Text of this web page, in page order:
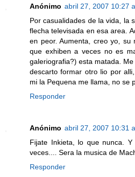
Anónimo abril 27, 2007 10:27
Por casualidades de la vida, la
flecha televisada en esa area.
en peor. Aumenta, creo yo,
que exhiben a veces no es
galeriografia?) esta matada.
descarto formar otro lio por
mi la Pequena me llama, no se
Responder
Anónimo abril 27, 2007 10:31
Fijate Inkieta, lo que nunca.
veces.... Sera la musica de
Responder